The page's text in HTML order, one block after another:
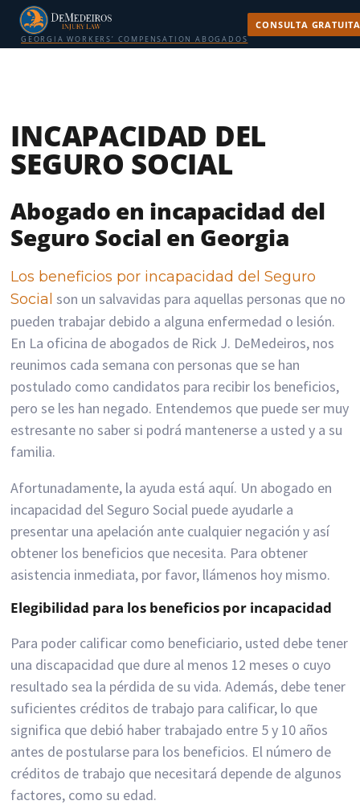
GEORGIA WORKERS’ COMPENSATION ABOGADOS
CONSULTA
INCAPACIDAD DEL
SEGURO SOCIAL
Abogado en incapacidad del
Seguro Social en Georgia
Los beneficios por incapacidad del Seguro
Social son un salvavidas para aquellas personas que no
pueden trabajar debido a alguna enfermedad o lesión.
En La oficina de abogados de Rick J. DeMedeiros, nos
reunimos cada semana con personas que se han
postulado como candidatos para recibir los beneficios,
pero se les han negado. Entendemos que puede ser muy
estresante no saber si podrá mantenerse a usted y a su
familia.
Afortunadamente, la ayuda está aquí. Un abogado en
incapacidad del Seguro Social puede ayudarle a
presentar una apelación ante cualquier negación y así
obtener los beneficios que necesita. Para obtener
asistencia inmediata, por favor, llámenos hoy mismo.
Elegibilidad para los beneficios por incapacidad
Para poder calificar como beneficiario, usted debe tener
una discapacidad que dure al menos 12 meses o cuyo
resultado sea la pérdida de su vida. Además, debe tener
suficientes créditos de trabajo para calificar, lo que
significa que debió haber trabajado entre 5 y 10 años
antes de postularse para los beneficios. El número de
créditos de trabajo que necesitará depende de algunos
factores, como su edad.